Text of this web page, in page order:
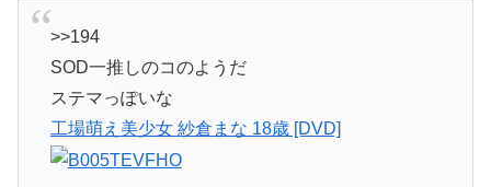
>>194
SOD一推しのコのようだ
ステマっぽいな
工場萌え美少女 紗倉まな 18歳 [DVD]